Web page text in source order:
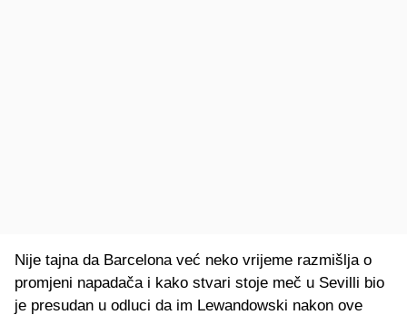
Nije tajna da Barcelona već neko vrijeme razmišlja o
promjeni napadača i kako stvari stoje meč u Sevilli bio
je presudan u odluci da im Lewandowski nakon ove